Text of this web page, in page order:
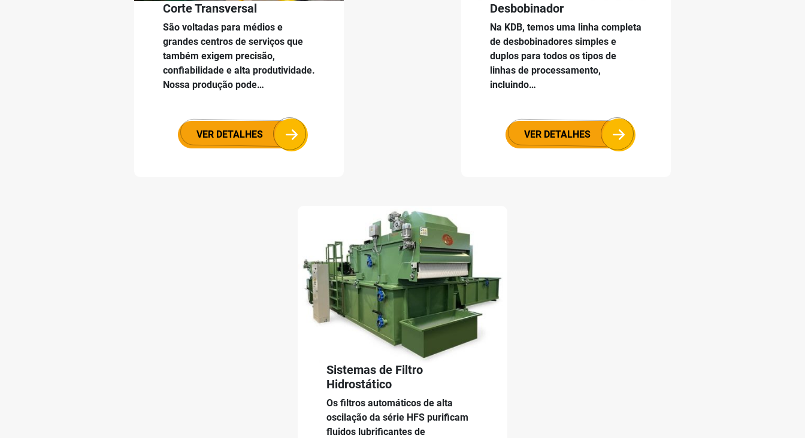
Corte Transversal
São voltadas para médios e
grandes centros de serviços que
também exigem precisão,
confiabilidade e alta produtividade.
Nossa produção pode…
VER DETALHES
Desbobinador
Na KDB, temos uma linha completa
de desbobinadores simples e
duplos para todos os tipos de
linhas de processamento,
incluindo…
VER DETALHES
Sistemas de Filtro
Hidrostático
Os filtros automáticos de alta
oscilação da série HFS purificam
fluidos lubrificantes de